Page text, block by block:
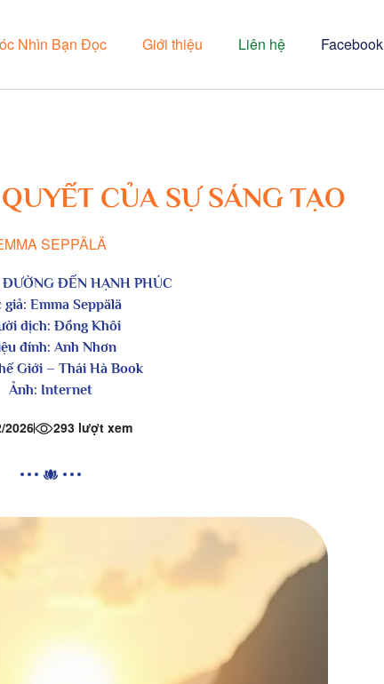
Nhìn Bạn Đọc Giới thiệu Liên hệ Facebook
CỦA SỰ SÁNG TẠO
SEPPÄLÄ
ĐẾN HẠNH PHÚC
giả: Emma Seppälä
dịch: Đồng Khôi
đính: Anh Nhơn
Giới – Thái Hà Book
Ảnh: Internet
2026 293 lượt xem